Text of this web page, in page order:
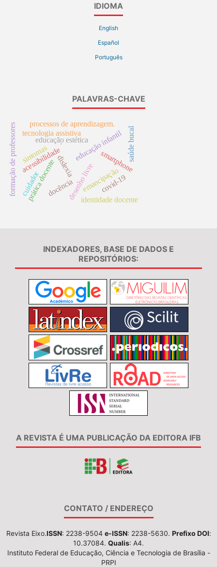
IDIOMA
English
Español
Português
PALAVRAS-CHAVE
desenho livre
educação infantil
educação estética
acessibilidade
tecnologia assistiva
dislexia smartphone
.
processos de aprendizagem.
identidade docente
formação de professores docência
prática docente emancipação
cuidador
saúde bucal
sintomas
covid-19
INDEXADORES, BASE DE DADOS E
REPOSITÓRIOS:
A REVISTA É UMA PUBLICAÇÃO DA EDITORA IFB
CONTATO / ENDEREÇO
Revista Eixo.ISSN: 2238-9504 e-ISSN: 2238-5630. Prefixo DOI:
10.37084. Qualis: A4.
Instituto Federal de Educação, Ciência e Tecnologia de Brasília -
PRPI